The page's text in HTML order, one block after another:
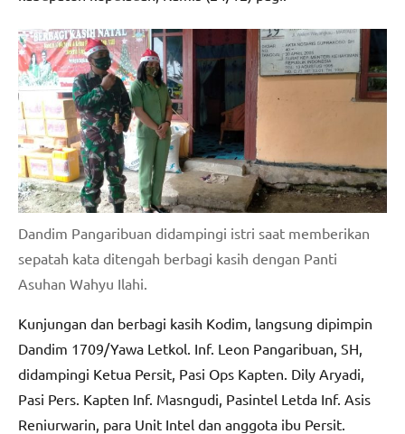
Dandim Pangaribuan didampingi istri saat memberikan
sepatah kata ditengah berbagi kasih dengan Panti
Asuhan Wahyu Ilahi.
Kunjungan dan berbagi kasih Kodim, langsung dipimpin
Dandim 1709/Yawa Letkol. Inf. Leon Pangaribuan, SH,
didampingi Ketua Persit, Pasi Ops Kapten. Dily Aryadi,
Pasi Pers. Kapten Inf. Masngudi, Pasintel Letda Inf. Asis
Reniurwarin, para Unit Intel dan anggota ibu Persit.